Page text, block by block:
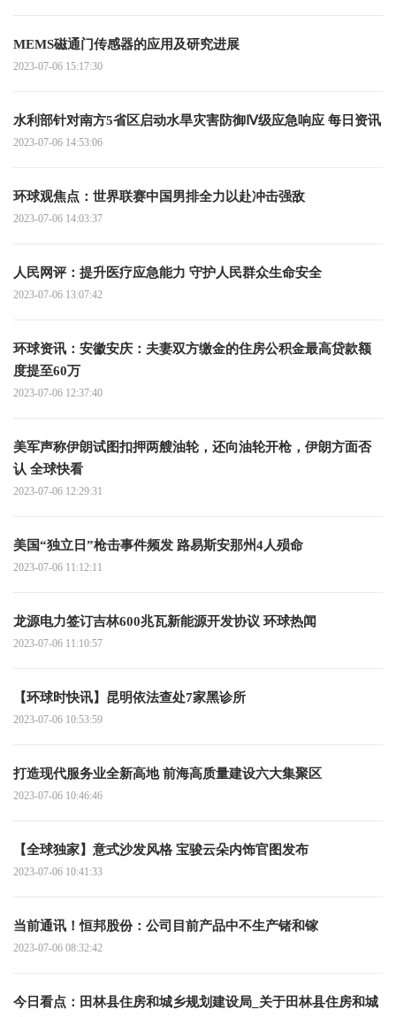
MEMS磁通门传感器的应用及研究进展
2023-07-06 15:17:30
水利部针对南方5省区启动水旱灾害防御Ⅳ级应急响应 每日资讯
2023-07-06 14:53:06
环球观焦点：世界联赛中国男排全力以赴冲击强敌
2023-07-06 14:03:37
人民网评：提升医疗应急能力 守护人民群众生命安全
2023-07-06 13:07:42
环球资讯：安徽安庆：夫妻双方缴金的住房公积金最高贷款额
度提至60万
2023-07-06 12:37:40
美军声称伊朗试图扣押两艘油轮，还向油轮开枪，伊朗方面否
认 全球快看
2023-07-06 12:29:31
美国“独立日”枪击事件频发 路易斯安那州4人殒命
2023-07-06 11:12:11
龙源电力签订吉林600兆瓦新能源开发协议 环球热闻
2023-07-06 11:10:57
【环球时快讯】昆明依法查处7家黑诊所
2023-07-06 10:53:59
打造现代服务业全新高地 前海高质量建设六大集聚区
2023-07-06 10:46:46
【全球独家】意式沙发风格 宝骏云朵内饰官图发布
2023-07-06 10:41:33
当前通讯！恒邦股份：公司目前产品中不生产锗和镓
2023-07-06 08:32:42
今日看点：田林县住房和城乡规划建设局_关于田林县住房和城